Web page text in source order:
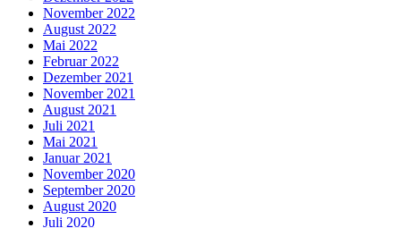
November 2022
August 2022
Mai 2022
Februar 2022
Dezember 2021
November 2021
August 2021
Juli 2021
Mai 2021
Januar 2021
November 2020
September 2020
August 2020
Juli 2020